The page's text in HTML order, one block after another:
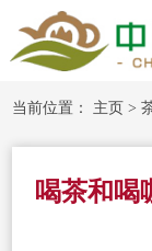
当前位置： 主页 >
喝茶和喝